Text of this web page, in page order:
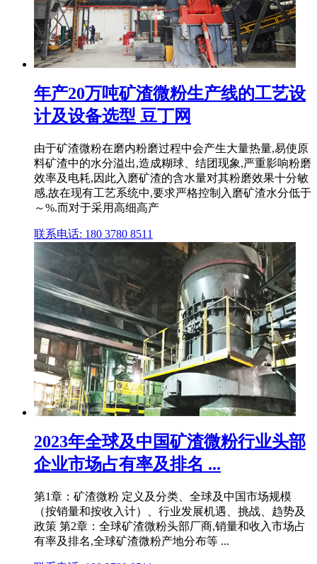
年产20万吨矿渣微粉生产线的工艺设
计及设备选型 豆丁网
由于矿渣微粉在磨内粉磨过程中会产生大量热量,易使原
料矿渣中的水分溢出,造成糊球、结团现象,严重影响粉磨
效率及电耗,因此入磨矿渣的含水量对其粉磨效果十分敏
感,故在现有工艺系统中,要求严格控制入磨矿渣水分低于
～%.而对于采用高细高产
联系电话: 180 3780 8511
2023年全球及中国矿渣微粉行业头部
企业市场占有率及排名 ...
第1章：矿渣微粉 定义及分类、全球及中国市场规模
（按销量和按收入计）、行业发展机遇、挑战、趋势及
政策 第2章：全球矿渣微粉头部厂商,销量和收入市场占
有率及排名,全球矿渣微粉产地分布等 ...